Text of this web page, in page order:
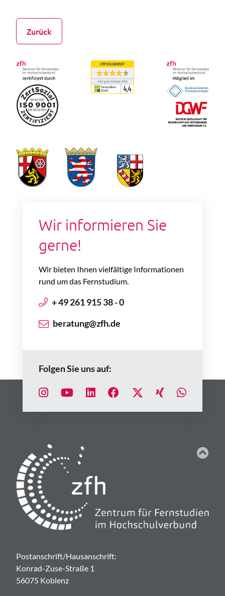
Zurück
Wir informieren Sie
gerne!
Wir bieten Ihnen vielfältige Informationen
rund um das Fernstudium.
+ 49 261 915 38 - 0
beratung@zfh.de
Folgen Sie uns auf:
Postanschrift/Hausanschrift:
Konrad-Zuse-Straße 1
56075 Koblenz